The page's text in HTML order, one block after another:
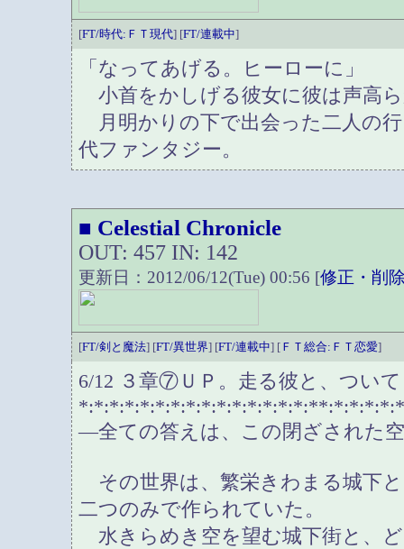
[FT/時代:ＦＴ現代] [FT/連載中]
「なってあげる。ヒーローに」
小首をかしげる彼女に彼は声高
月明かりの下で出会った二人の
代ファンタジー。
■ Celestial Chronicle
OUT: 457 IN: 142
更新日：2012/06/12(Tue) 00:56 [修正・削
[FT/剣と魔法] [FT/異世界] [FT/連載中] [ ＦＴ総合:ＦＴ恋愛]
6/12 ３章⑦ＵＰ。走る彼と、つい
―全ての答えは、この閉ざされた
その世界は、繁栄きわまる城下
二つのみで作られていた。
水きらめき空を望む城下街と、